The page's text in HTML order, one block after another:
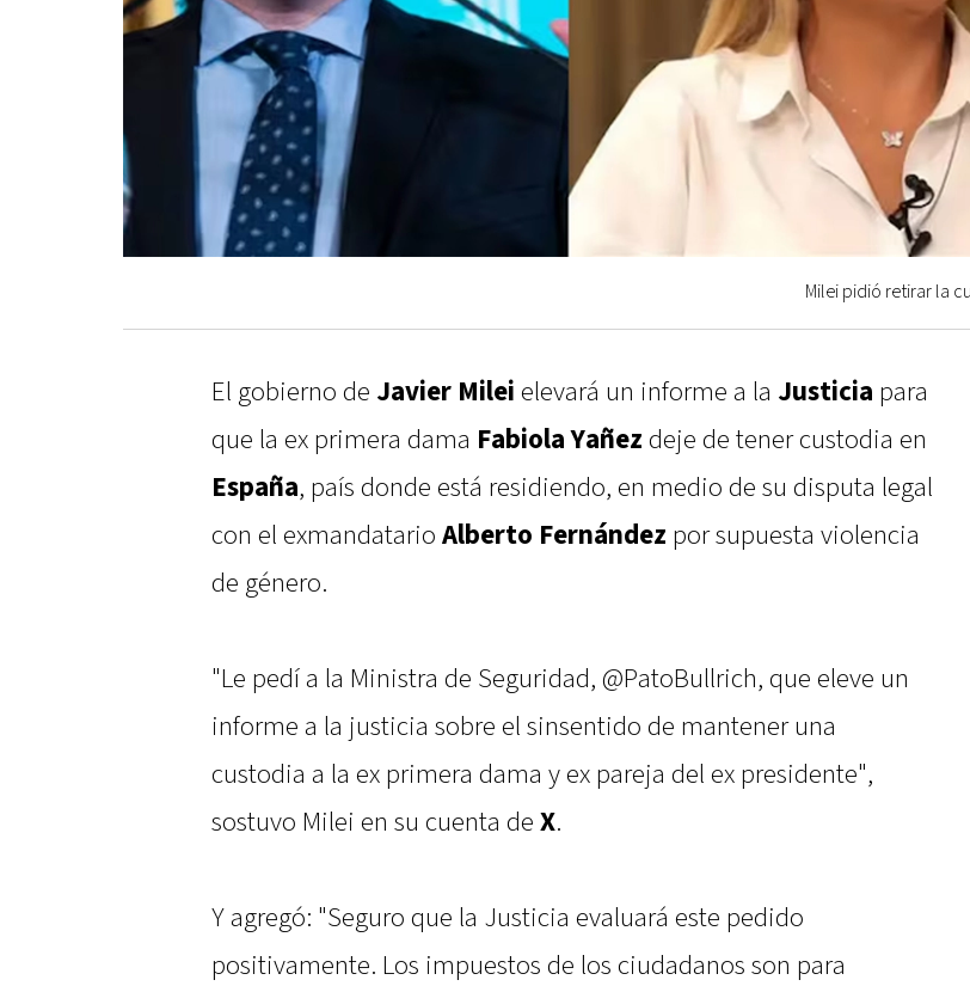
Milei pidió retirar la
El gobierno de Javier Milei elevará un informe a la Justicia para
que la ex primera dama Fabiola Yañez deje de tener custodia en
España, país donde está residiendo, en medio de su disputa legal
con el exmandatario Alberto Fernández por supuesta violencia
de género.
"Le pedí a la Ministra de Seguridad, @PatoBullrich, que eleve un
informe a la justicia sobre el sinsentido de mantener una
custodia a la ex primera dama y ex pareja del ex presidente",
sostuvo Milei en su cuenta de X.
Y agregó: "Seguro que la Justicia evaluará este pedido
positivamente. Los impuestos de los ciudadanos son para